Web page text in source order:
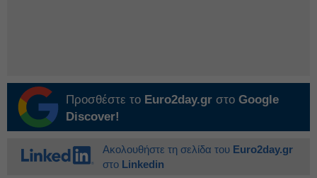
Προσθέστε το Euro2day.gr στο Google
Discover!
Ακολουθήστε τη σελίδα του Euro2day.gr
στο Linkedin